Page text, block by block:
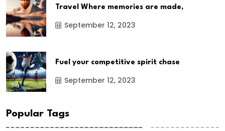
Travel Where memories are made,
September 12, 2023
Fuel your competitive spirit chase
September 12, 2023
Popular Tags